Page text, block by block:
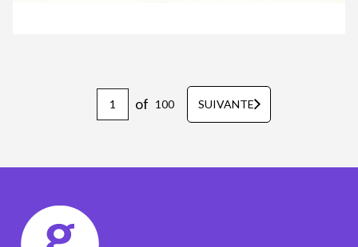
of 100 SUIVANTE